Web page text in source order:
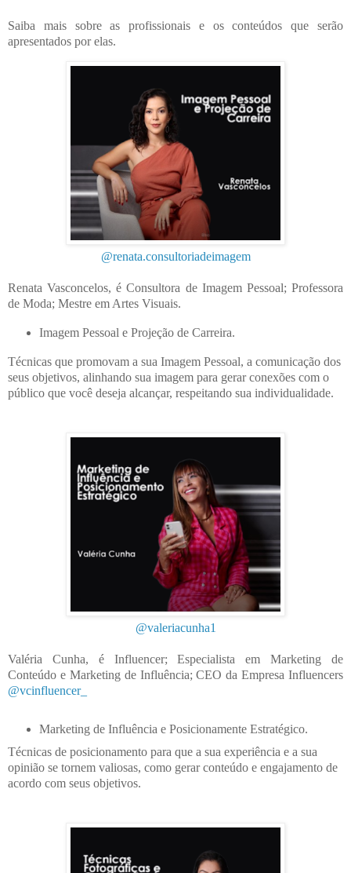
Saiba mais sobre as profissionais e os conteúdos que serão
apresentados por elas.
@renata.consultoriadeimagem
Renata Vasconcelos, éConsultora de Imagem Pessoal;Professora
de Moda; Mestre em Artes Visuais.
Imagem Pessoal e Projeção de Carreira.
Técnicas que promovam a sua Imagem Pessoal, a comunicação dos
seus objetivos, alinhando sua imagem para gerar conexões com o
público que você deseja alcançar, respeitando sua individualidade.
@valeriacunha1
Valéria Cunha, é Influencer;Especialista em Marketing de
Conteúdo e Marketing de Influência;CEO da Empresa Influencers
@vcinfluencer_
Marketing de Influência e Posicionamente Estratégico.
Técnicas de posicionamento para que a sua experiência e a sua
opinião se tornem valiosas, como gerar conteúdo e engajamento de
acordo com seus objetivos.